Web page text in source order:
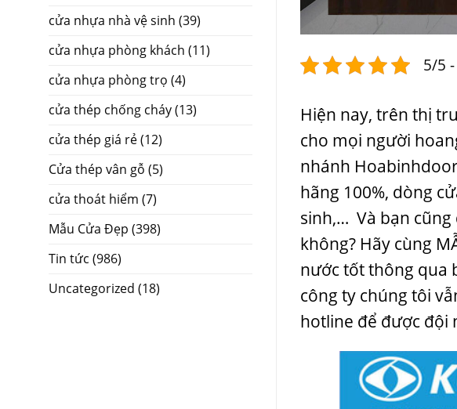
cửa nhựa nhà vệ sinh (39)
cửa nhựa phòng khách (11)
cửa nhựa phòng trọ (4)
cửa thép chống cháy(13)
cửa thép giá rẻ(12)
Cửa thép vân gỗ (5)
cửa thoát hiểm (7)
Mẫu Cửa Đẹp (398)
Tin tức (986)
Uncategorized (18)
5/5
Hiện nay, trên thị
cho mọi người
nhánh
hãng 100%, dòng
sinh,… Và bạn cũng
không? Hãy cùng
nước tốt thông qua
công ty chúng tôi
hotline để được đội